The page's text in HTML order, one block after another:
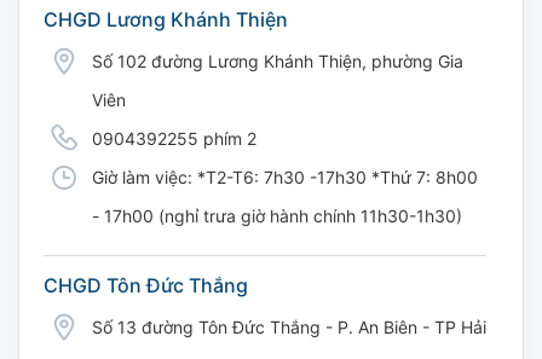
CHGD Lương Khánh Thiện
Số 102 đường Lương Khánh Thiện, phường Gia
Viên
0904392255 phím 2
Giờ làm việc: *T2-T6: 7h30 -17h30 *Thứ 7: 8h00
- 17h00 (nghỉ trưa giờ hành chính 11h30-1h30)
CHGD Tôn Đức Thắng
Số 13 đường Tôn Đức Thắng - P. An Biên - TP Hải